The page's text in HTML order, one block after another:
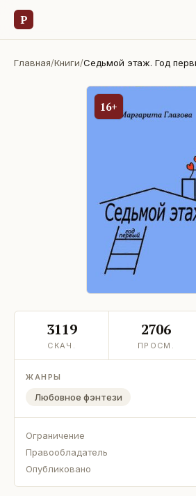
Р
Главная/Книги/Седьмой этаж. Год
16+
3119
СКАЧ.
2706
ПРОСМ.
ЖАНРЫ
Любовное фэнтези
Ограничение
Правообладатель
Опубликовано